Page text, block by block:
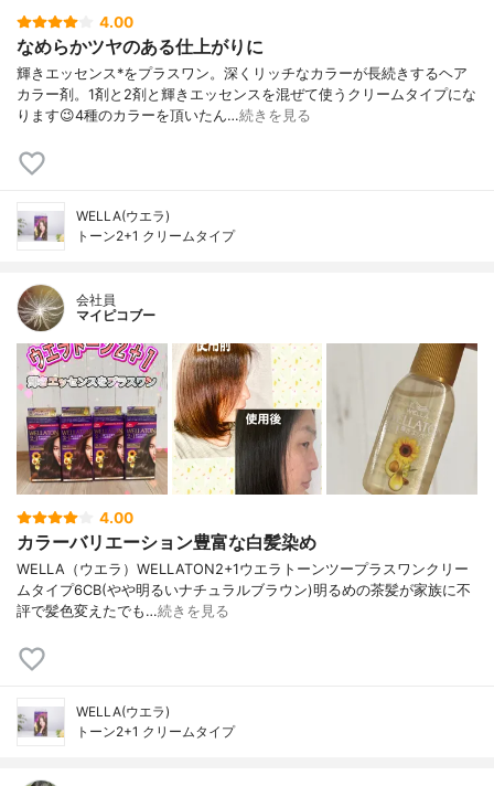
4.00
なめらかツヤのある仕上がりに
輝きエッセンス*をプラスワン。深くリッチなカラーが長続きするヘア
カラー剤。1剤と2剤と輝きエッセンスを混ぜて使うクリームタイプにな
ります😉4種のカラーを頂いたん…続きを見る
WELLA(ウエラ)
トーン2+1 クリームタイプ
会社員
マイピコブー
4.00
カラーバリエーション豊富な白髪染め
WELLA（ウエラ）WELLATON2+1ウエラトーンツープラスワンクリー
ムタイプ6CB(やや明るいナチュラルブラウン)明るめの茶髪が家族に不
評で髪色変えたでも…続きを見る
WELLA(ウエラ)
トーン2+1 クリームタイプ